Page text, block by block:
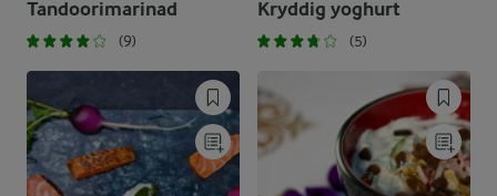
Tandoorimarinad
(9)
Kryddig yoghurt
(5)